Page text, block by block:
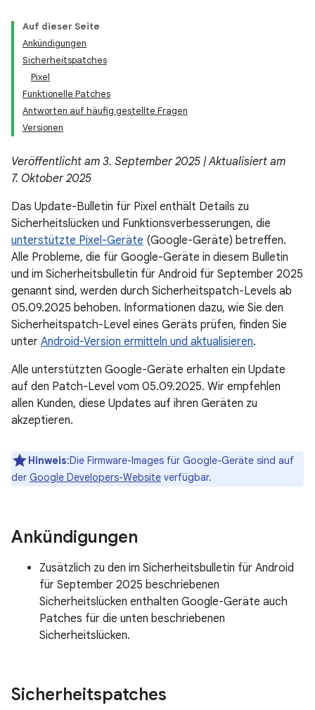
Auf dieser Seite
Ankündigungen
Sicherheitspatches
Pixel
Funktionelle Patches
Antworten auf häufig gestellte Fragen
Versionen
Veröffentlicht am 3. September 2025 | Aktualisiert am
7. Oktober 2025
Das Update-Bulletin für Pixel enthält Details zu
Sicherheitslücken und Funktionsverbesserungen, die
unterstützte Pixel-Geräte (Google-Geräte) betreffen.
Alle Probleme, die für Google-Geräte in diesem Bulletin
und im Sicherheitsbulletin für Android für September 2025
genannt sind, werden durch Sicherheitspatch-Levels ab
05.09.2025 behoben. Informationen dazu, wie Sie den
Sicherheitspatch-Level eines Geräts prüfen, finden Sie
unter Android-Version ermitteln und aktualisieren.
Alle unterstützten Google-Geräte erhalten ein Update
auf den Patch-Level vom 05.09.2025. Wir empfehlen
allen Kunden, diese Updates auf ihren Geräten zu
akzeptieren.
Hinweis:Die Firmware-Images für Google-Geräte sind auf
der Google Developers-Website verfügbar.
Ankündigungen
Zusätzlich zu den im Sicherheitsbulletin für Android
für September 2025 beschriebenen
Sicherheitslücken enthalten Google-Geräte auch
Patches für die unten beschriebenen
Sicherheitslücken.
Sicherheitspatches